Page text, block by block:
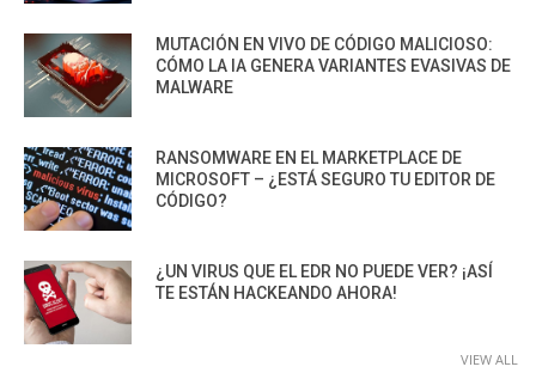
MUTACIÓN EN VIVO DE CÓDIGO MALICIOSO:
CÓMO LA IA GENERA VARIANTES EVASIVAS DE
MALWARE
RANSOMWARE EN EL MARKETPLACE DE
MICROSOFT – ¿ESTÁ SEGURO TU EDITOR DE
CÓDIGO?
¿UN VIRUS QUE EL EDR NO PUEDE VER? ¡ASÍ
TE ESTÁN HACKEANDO AHORA!
VIEW ALL